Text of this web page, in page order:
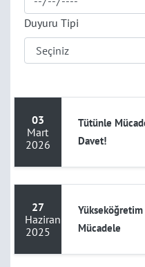
Duyuru Tipi
03
Mart
2026
Tütünle
Davet!
27
Haziran
2025
Yükseköğretim
Mücadele